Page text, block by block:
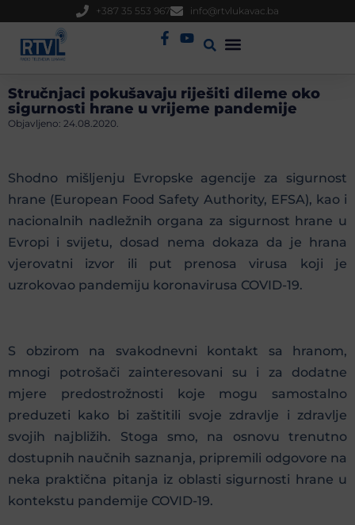
+387 35 553 967 info@rtvlukavac.ba
Stručnjaci pokušavaju riješiti dileme oko
sigurnosti hrane u vrijeme pandemije
Objavljeno: 24.08.2020.
Shodno mišljenju Evropske agencije za sigurnost
hrane (European Food Safety Authority, EFSA), kao i
nacionalnih nadležnih organa za sigurnost hrane u
Evropi i svijetu, dosad nema dokaza da je hrana
vjerovatni izvor ili put prenosa virusa koji je
uzrokovao pandemiju koronavirusa COVID-19.
S obzirom na svakodnevni kontakt sa hranom,
mnogi potrošači zainteresovani su i za dodatne
mjere predostrožnosti koje mogu samostalno
preduzeti kako bi zaštitili svoje zdravlje i zdravlje
svojih najbližih. Stoga smo, na osnovu trenutno
dostupnih naučnih saznanja, pripremili odgovore na
neka praktična pitanja iz oblasti sigurnosti hrane u
kontekstu pandemije COVID-19.